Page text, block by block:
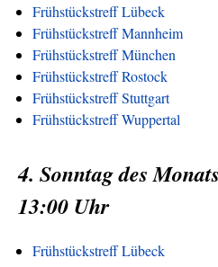
Frühstückstreff Lübeck
Frühstückstreff Mannheim
Frühstückstreff München
Frühstückstreff Rostock
Frühstückstreff Stuttgart
Frühstückstreff Wuppertal
4. Sonntag des
13:00 Uhr
Frühstückstreff Lübeck